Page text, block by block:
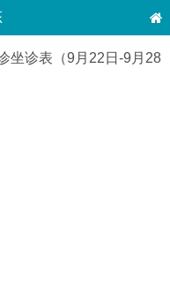
坐诊表（9月22日-9月28